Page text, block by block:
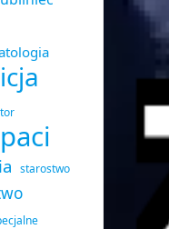
starostwo